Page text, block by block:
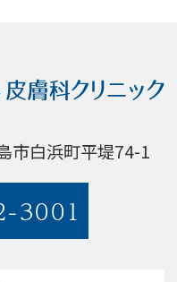
市白浜町平堤74-1
3001